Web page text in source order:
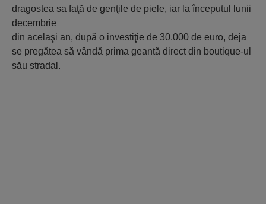
dragostea sa faţă de genţile de piele, iar la începutul lunii
decembrie
din acelaşi an, după o investiţie de 30.000 de euro, deja
se pregătea să vândă prima geantă direct din boutique-ul
său stradal.